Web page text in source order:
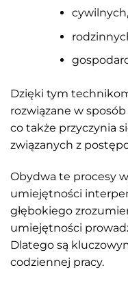
cywilnych,
Dzięki tym
rozwiązane w
co także przyczynia
związanych z
Obydwa te procesy
umiejętności
głębokiego
umiejętności
Dlatego są
codziennej pracy.